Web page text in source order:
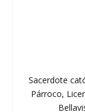
Sacerdote
Párroco,